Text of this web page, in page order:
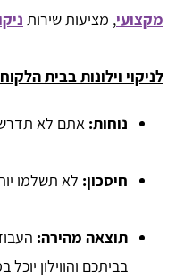
מקצועי, מציעות שירות
לניקוי וילונות בבית
נוחות: אתם לא
חיסכון: לא תשלמו
תוצאה מהירה:
בביתכם והווילון